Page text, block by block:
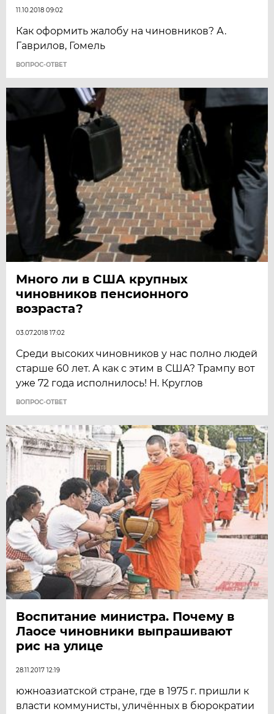
11.10.2018 09:02
Как оформить жалобу на чиновников? А.
Гаврилов, Гомель
ВОПРОС-ОТВЕТ
Много ли в США крупных
чиновников пенсионного
возраста?
03.07.2018 17:02
Среди высоких чиновников у нас полно людей
старше 60 лет. А как с этим в США? Трампу вот
уже 72 года исполнилось! Н. Круглов
ВОПРОС-ОТВЕТ
Воспитание министра. Почему в
Лаосе чиновники выпрашивают
рис на улице
28.11.2017 12:19
южноазиатской стране, где в 1975 г. пришли к
власти коммунисты, уличённых в бюрократии